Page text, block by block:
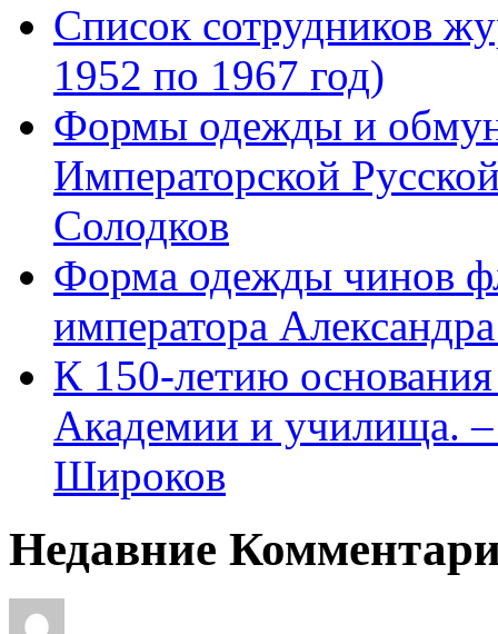
Список сотрудников
1952 по 1967 год)
Формы одежды и
Императорской
Солодков
Форма одежды чинов
императора
К 150-летию
Академии и училища.
Широков
Недавние